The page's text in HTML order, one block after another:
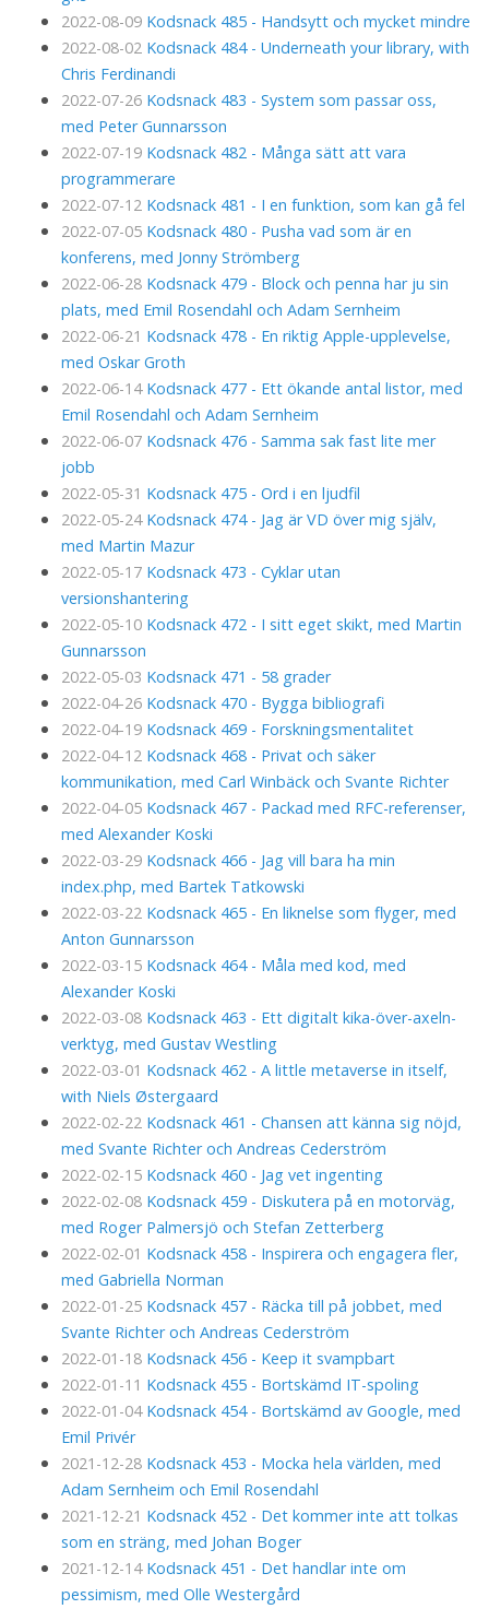
2022-08-09 Kodsnack 485 - Handsytt och mycket mindre
2022-08-02 Kodsnack 484 - Underneath your library, with
Chris Ferdinandi
2022-07-26 Kodsnack 483 - System som passar oss,
med Peter Gunnarsson
2022-07-19 Kodsnack 482 - Många sätt att vara
programmerare
2022-07-12 Kodsnack 481 - I en funktion, som kan gå fel
2022-07-05 Kodsnack 480 - Pusha vad som är en
konferens, med Jonny Strömberg
2022-06-28 Kodsnack 479 - Block och penna har ju sin
plats, med Emil Rosendahl och Adam Sernheim
2022-06-21 Kodsnack 478 - En riktig Apple-upplevelse,
med Oskar Groth
2022-06-14 Kodsnack 477 - Ett ökande antal listor, med
Emil Rosendahl och Adam Sernheim
2022-06-07 Kodsnack 476 - Samma sak fast lite mer
jobb
2022-05-31 Kodsnack 475 - Ord i en ljudfil
2022-05-24 Kodsnack 474 - Jag är VD över mig själv,
med Martin Mazur
2022-05-17 Kodsnack 473 - Cyklar utan
versionshantering
2022-05-10 Kodsnack 472 - I sitt eget skikt, med Martin
Gunnarsson
2022-05-03 Kodsnack 471 - 58 grader
2022-04-26 Kodsnack 470 - Bygga bibliografi
2022-04-19 Kodsnack 469 - Forskningsmentalitet
2022-04-12 Kodsnack 468 - Privat och säker
kommunikation, med Carl Winbäck och Svante Richter
2022-04-05 Kodsnack 467 - Packad med RFC-referenser,
med Alexander Koski
2022-03-29 Kodsnack 466 - Jag vill bara ha min
index.php, med Bartek Tatkowski
2022-03-22 Kodsnack 465 - En liknelse som flyger, med
Anton Gunnarsson
2022-03-15 Kodsnack 464 - Måla med kod, med
Alexander Koski
2022-03-08 Kodsnack 463 - Ett digitalt kika-över-axeln-
verktyg, med Gustav Westling
2022-03-01 Kodsnack 462 - A little metaverse in itself,
with Niels Østergaard
2022-02-22 Kodsnack 461 - Chansen att känna sig nöjd,
med Svante Richter och Andreas Cederström
2022-02-15 Kodsnack 460 - Jag vet ingenting
2022-02-08 Kodsnack 459 - Diskutera på en motorväg,
med Roger Palmersjö och Stefan Zetterberg
2022-02-01 Kodsnack 458 - Inspirera och engagera fler,
med Gabriella Norman
2022-01-25 Kodsnack 457 - Räcka till på jobbet, med
Svante Richter och Andreas Cederström
2022-01-18 Kodsnack 456 - Keep it svampbart
2022-01-11 Kodsnack 455 - Bortskämd IT-spoling
2022-01-04 Kodsnack 454 - Bortskämd av Google, med
Emil Privér
2021-12-28 Kodsnack 453 - Mocka hela världen, med
Adam Sernheim och Emil Rosendahl
2021-12-21 Kodsnack 452 - Det kommer inte att tolkas
som en sträng, med Johan Boger
2021-12-14 Kodsnack 451 - Det handlar inte om
pessimism, med Olle Westergård